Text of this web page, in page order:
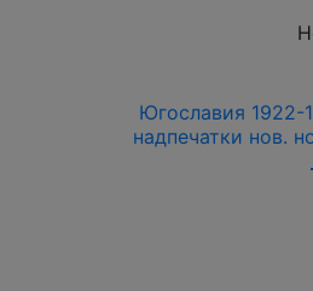
Югославия 1922-
надпечатки нов.